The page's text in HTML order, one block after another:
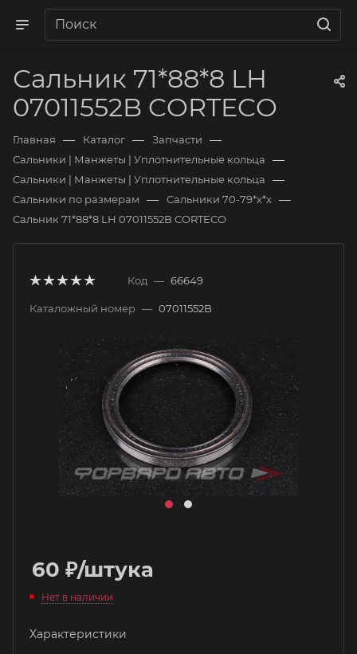
Сальник 71*88*8 LH
07011552B CORTECO
Главная — Каталог — Запчасти —
Сальники | Манжеты | Уплотнительные кольца —
Сальники | Манжеты | Уплотнительные кольца —
Сальники по размерам — Сальники 70-79*х*х —
Сальник 71*88*8 LH 07011552B CORTECO
Код — 66649
Каталожный номер — 07011552B
60 ₽/штука
Нет в наличии
Характеристики